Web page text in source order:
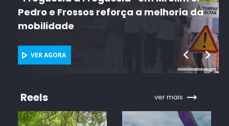
ACAREG 2026 "é um grande laboratório
de esperança" e de "humanidade"
VER AGORA
Reels ver mais